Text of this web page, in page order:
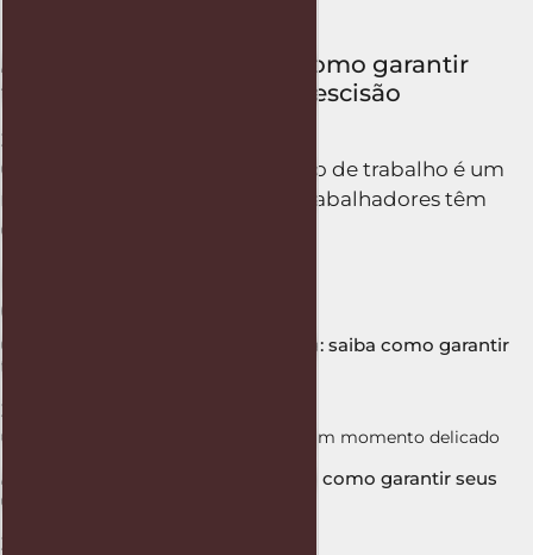
Acerto trabalhista: saiba como garantir
todos os seus direitos na rescisão
27 de outubro de 2025
O encerramento de um contrato de trabalho é um
momento delicado, e muitos trabalhadores têm
dúvidas sobre os valores a
Cálculo rescisão com FGTS e multa: saiba como garantir
todos os seus direitos
24 de outubro de 2025
O término do contrato de trabalho é um momento delicado
Acerto sem carteira assinada: saiba como garantir seus
direitos mesmo sem registro
21 de outubro de 2025